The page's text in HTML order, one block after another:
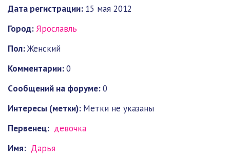
Дата регистрации: 15 мая 2012
Город: Ярославль
Пол:Женский
Комментарии:0
Cообщений на форуме:0
Интересы (метки): Метки не указаны
Первенец: девочка
Имя: Дарья